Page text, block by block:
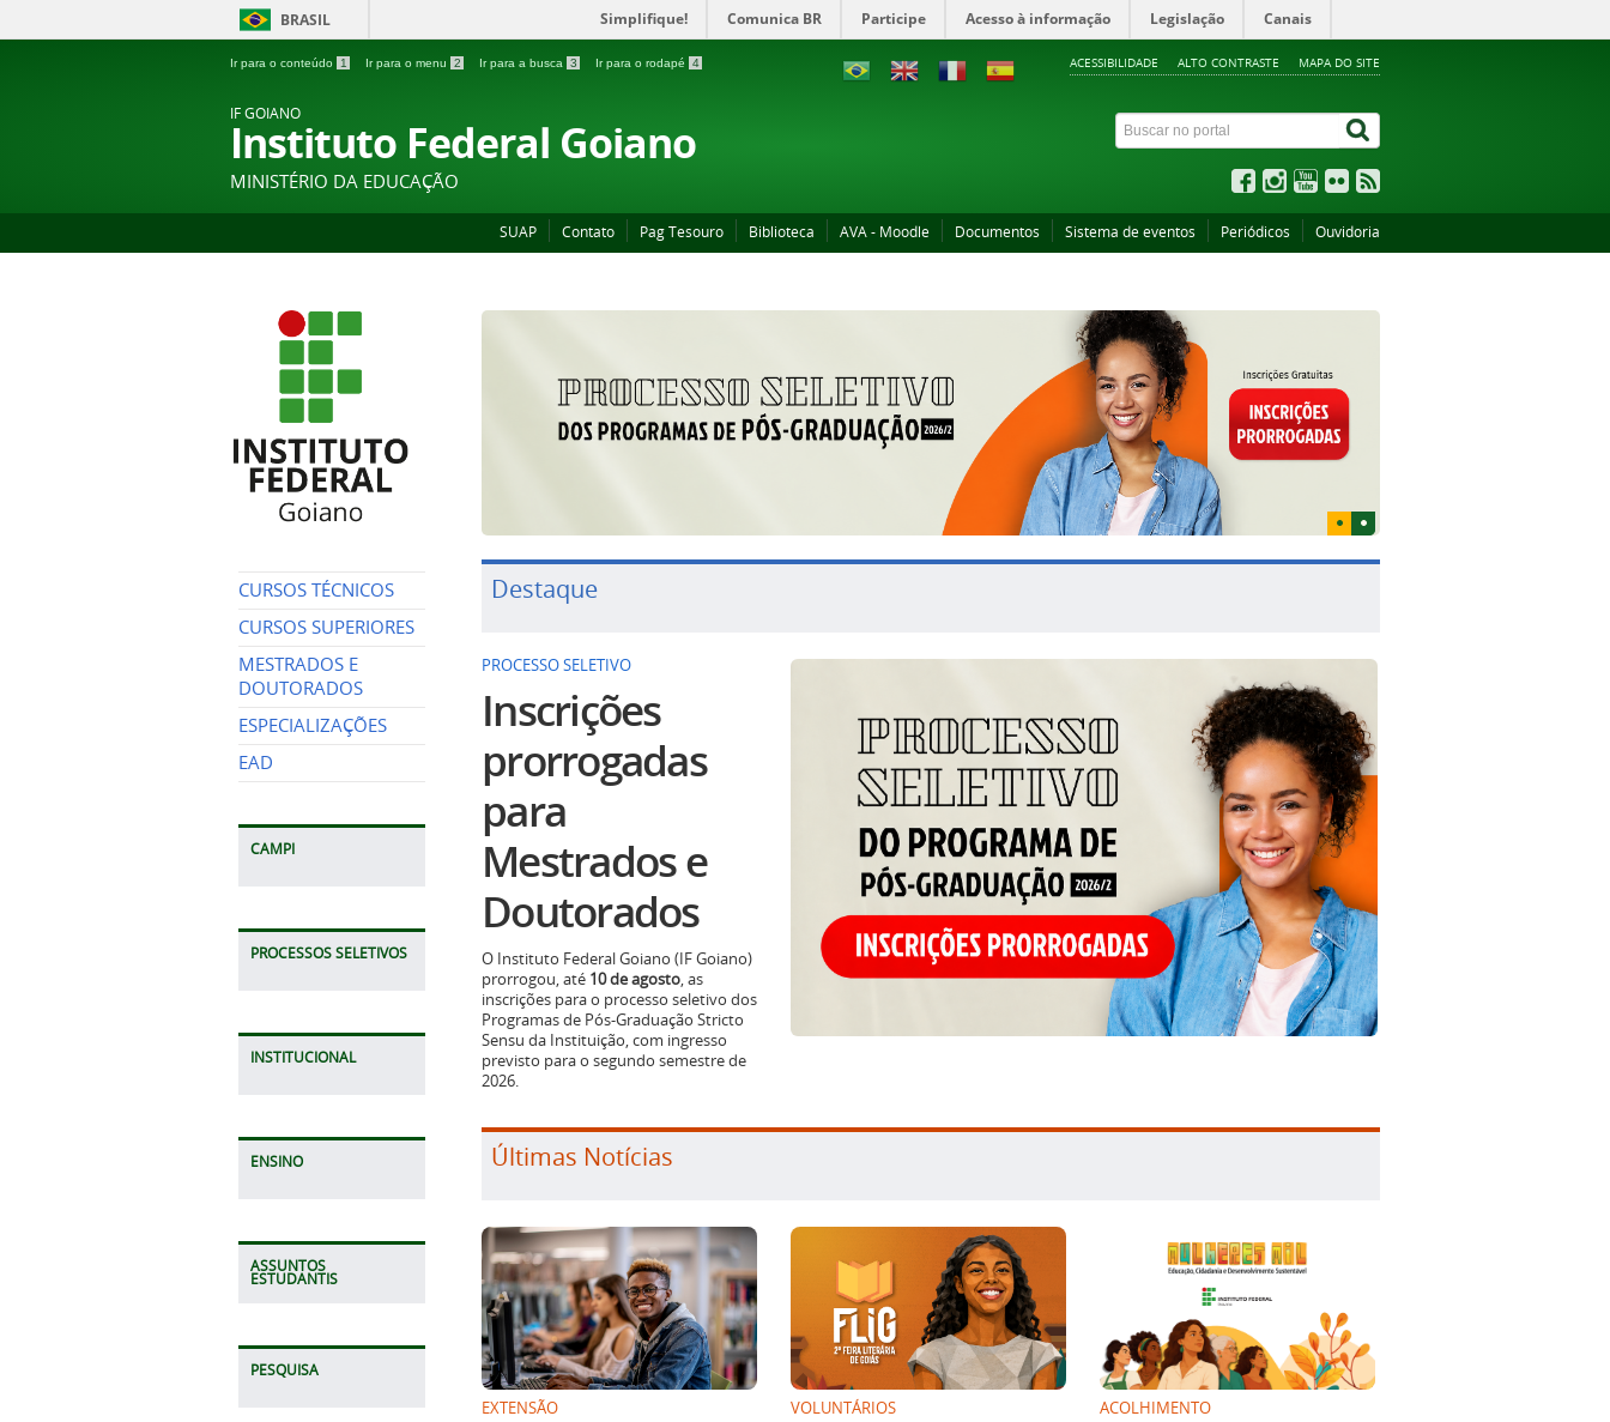
BRASIL Simplifique! Comunica BR Participe Acesso à informação Legislação Canais
Ir para o conteúdo 1 Ir para o menu 2 Ir para a busca 3 Ir para o rodapé 4 ACESSIBILIDADE ALTO CONTRASTE MAPA DO SITE
IF GOIANO
Instituto Federal Goiano
MINISTÉRIO DA EDUCAÇÃO
SUAP Contato Pag Tesouro Biblioteca AVA - Moodle Documentos Sistema de eventos Periódicos Ouvidoria
CURSOS TÉCNICOS
CURSOS SUPERIORES
MESTRADOS E
DOUTORADOS
ESPECIALIZAÇÕES
EAD
CAMPI
PROCESSOS SELETIVOS
INSTITUCIONAL
ENSINO
ASSUNTOS
ESTUDANTIS
PESQUISA
Destaque
PROCESSO SELETIVO
Inscrições
prorrogadas
para
Mestrados e
Doutorados
O Instituto Federal Goiano (IF Goiano)
prorrogou, até 10 de agosto, as
inscrições para o processo seletivo dos
Programas de Pós-Graduação Stricto
Sensu da Instituição, com ingresso
previsto para o segundo semestre de
2026.
Últimas Notícias
EXTENSÃO VOLUNTÁRIOS ACOLHIMENTO